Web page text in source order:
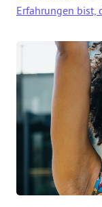
Erfahrungen bist,